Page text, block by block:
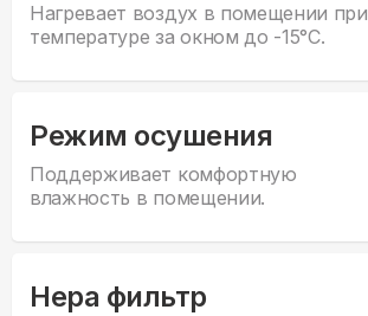
Нагревает воздух в помещении при
температуре за окном до -15°С.
Режим осушения
Поддерживает комфортную
влажность в помещении.
Hepa фильтр